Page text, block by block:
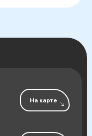
На карте